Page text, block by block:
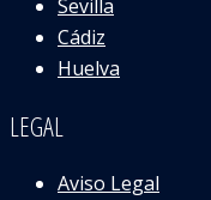
Sevilla
Cádiz
Huelva
LEGAL
Aviso Legal